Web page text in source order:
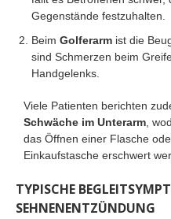
Gegenstände festzuhalten.
Beim Golferarm ist die
sind Schmerzen beim
Handgelenks.
Viele Patienten berichten
Schwäche im Unterarm ,
das Öffnen einer Flasche
Einkaufstasche erschwert
TYPISCHE
SEHNENENTZÜNDUNG